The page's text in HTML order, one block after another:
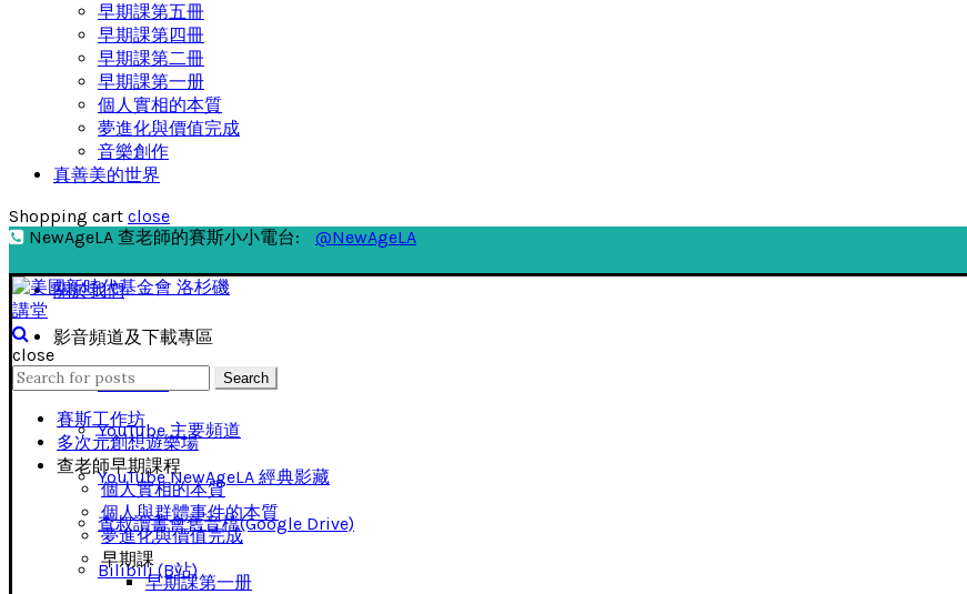
早期課第五冊
早期課第四冊
早期課第二冊
早期課第一册
個人實相的本質
夢進化與價值完成
音樂創作
真善美的世界
Shopping cart close
NewAgeLA 查老師的賽斯小小電台:
@NewAgeLA
關於我們
影音頻道及下載專區
影音下載
YouTube 主要頻道
YouTube NewAgeLA 經典影藏
查叔讀書會舊音檔(Google Drive)
Bilibili (B站)
close
Search
for:
Search
賽斯工作坊
多次元創想遊樂場
查老師早期課程
個人實相的本質
個人與群體事件的本質
夢進化與價值完成
早期課
早期課第一册